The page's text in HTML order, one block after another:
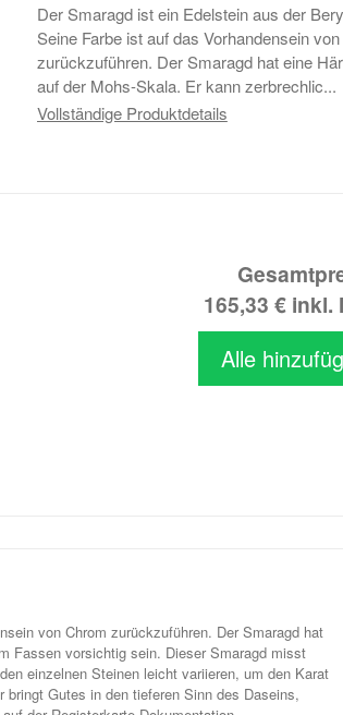
Der Smaragd ist ein Edelstein aus der
Seine Farbe ist auf das Vorhandensein
zurückzuführen. Der Smaragd hat eine
auf der Mohs-Skala. Er kann zerbrechlic...
Vollständige Produktdetails
165,33 €inkl.
Alle
von Chrom zurückzuführen. Der Smaragd hat
Fassen vorsichtig sein. Dieser Smaragd misst
einzelnen Steinen leicht variieren, um den Karat
Gutes in den tieferen Sinn des Daseins,